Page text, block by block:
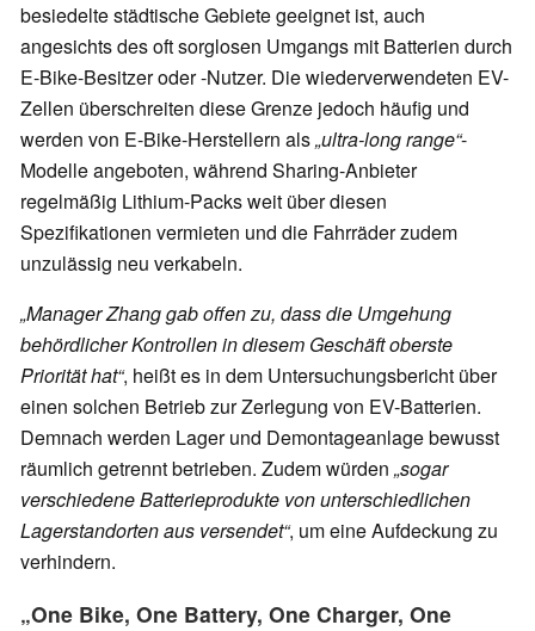
besiedelte städtische Gebiete geeignet ist, auch
angesichts des oft sorglosen Umgangs mit Batterien durch
E-Bike-Besitzer oder -Nutzer. Die wiederverwendeten EV-
Zellen überschreiten diese Grenze jedoch häufig und
werden von E-Bike-Herstellern als„ultra-long range“-
Modelle angeboten, während Sharing-Anbieter
regelmäßig Lithium-Packs weit über diesen
Spezifikationen vermieten und die Fahrräder zudem
unzulässig neu verkabeln.
„Manager Zhang gab offen zu, dass die Umgehung
behördlicher Kontrollen in diesem Geschäft oberste
Priorität hat“, heißt es in dem Untersuchungsbericht über
einen solchen Betrieb zur Zerlegung von EV-Batterien.
Demnach werden Lager und Demontageanlage bewusst
räumlich getrennt betrieben. Zudem würden „sogar
verschiedene Batterieprodukte von unterschiedlichen
Lagerstandorten aus versendet“, um eine Aufdeckung zu
verhindern.
„One Bike, One Battery, One Charger, One